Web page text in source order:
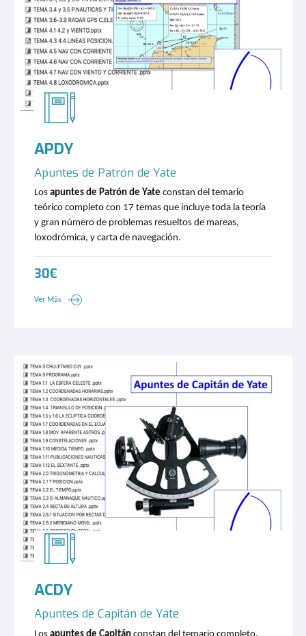
APDY
Apuntes de Patrón de Yate
Los apuntes de Patrón de Yate constan del temario
teórico completo con 17 temas que incluye toda la teoría
y gran número de problemas resueltos de mareas,
loxodrómica, y carta de navegación.
30€
Ver Más
ACDY
Apuntes de Capitán de Yate